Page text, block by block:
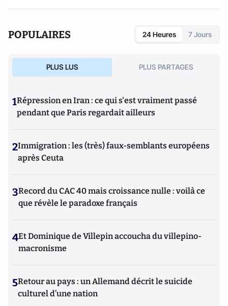
POPULAIRES 24 Heures 7 Jours
PLUS LUS PLUS PARTAGES
1Répression en Iran : ce qui s'est vraiment passé
pendant que Paris regardait ailleurs
2Immigration : les (très) faux-semblants européens
après Ceuta
3Record du CAC 40 mais croissance nulle : voilà ce
que révèle le paradoxe français
4Et Dominique de Villepin accoucha du villepino-
macronisme
5Retour au pays : un Allemand décrit le suicide
culturel d’une nation